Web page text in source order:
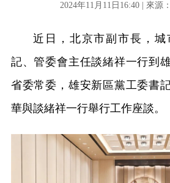
2024年11月11日16:40 | 來源：
近日，北京市副市長，
記、管委會主任談緒祥一行到
省委常委，雄安新區黨工委書
華與談緒祥一行舉行工作座談。